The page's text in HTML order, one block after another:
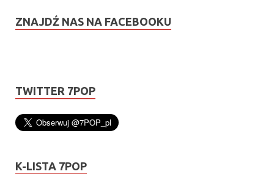
ZNAJDŹ NAS NA FACEBOOKU
TWITTER 7POP
K-LISTA 7POP